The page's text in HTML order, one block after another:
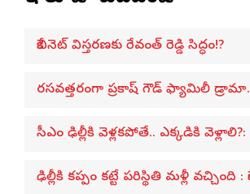
కేబినెట్ విస్తరణకు రేవంత్ రెడ్డి సిద్ధం!?
రసవత్తరంగా ప్రకాష్ గౌడ్ ఫ్యామిలీ
సీఎం ఢిల్లీకి వెళ్లకపోతే.. ఎక్కడికి
ఢిల్లీకి కప్పం కట్టే పరిస్థితి మళ్లీ వచ్చింది :